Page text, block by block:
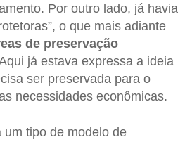
Por outro lado, já havia
o que mais adiante
de preservação
já estava expressa a ideia
ser preservada para o
necessidades econômicas.
um tipo de modelo de